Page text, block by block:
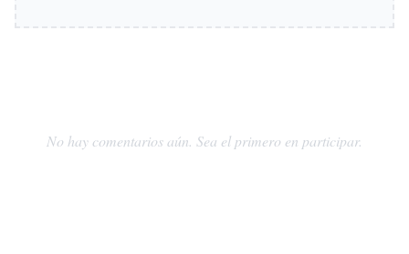
No hay comentarios aún. Sea el primero en participar.